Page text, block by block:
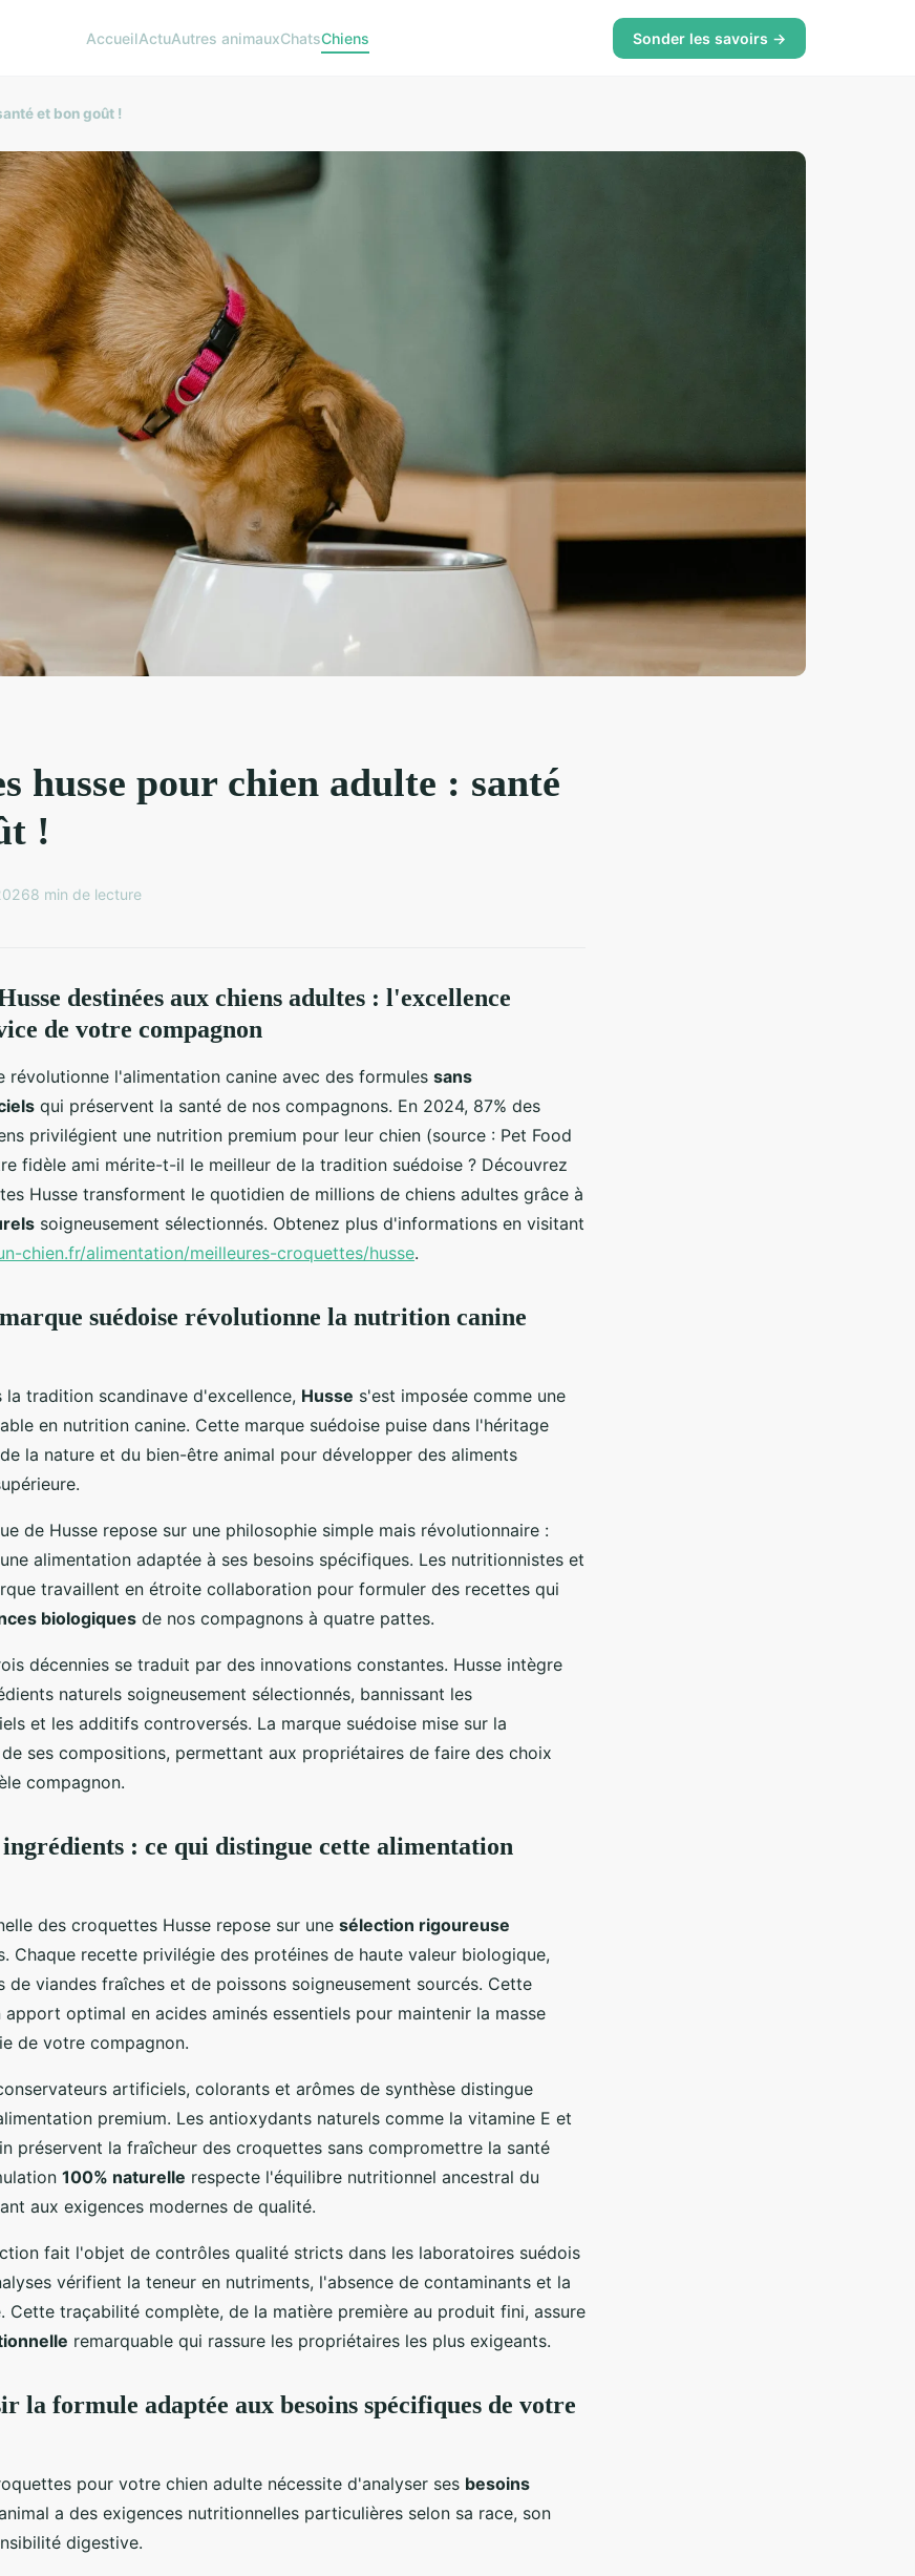
AccueilActuAutres animauxChatsChiens Sonder les savoirs →
et bon goût !
husse pour chien adulte : santé
!
8 min de lecture
destinées aux chiens adultes : l'excellence
de votre compagnon
révolutionne l'alimentation canine avec des formules sans
qui préservent la santé de nos compagnons. En 2024, 87% des
privilégient une nutrition premium pour leur chien (source : Pet Food
fidèle ami mérite-t-il le meilleur de la tradition suédoise ? Découvrez
Husse transforment le quotidien de millions de chiens adultes grâce à
soigneusement sélectionnés. Obtenez plus d'informations en visitant
chien.fr/alimentation/meilleures-croquettes/husse.
suédoise révolutionne la nutrition canine
la tradition scandinave d'excellence, Husse s'est imposée comme une
en nutrition canine. Cette marque suédoise puise dans l'héritage
la nature et du bien-être animal pour développer des aliments
de Husse repose sur une philosophie simple mais révolutionnaire :
alimentation adaptée à ses besoins spécifiques. Les nutritionnistes et
travaillent en étroite collaboration pour formuler des recettes qui
biologiques de nos compagnons à quatre pattes.
décennies se traduit par des innovations constantes. Husse intègre
naturels soigneusement sélectionnés, bannissant les
et les additifs controversés. La marque suédoise mise sur la
de ses compositions, permettant aux propriétaires de faire des choix
compagnon.
: ce qui distingue cette alimentation
des croquettes Husse repose sur une sélection rigoureuse
Chaque recette privilégie des protéines de haute valeur biologique,
de viandes fraîches et de poissons soigneusement sourcés. Cette
optimal en acides aminés essentiels pour maintenir la masse
de votre compagnon.
artificiels, colorants et arômes de synthèse distingue
premium. Les antioxydants naturels comme la vitamine E et
préservent la fraîcheur des croquettes sans compromettre la santé
100% naturelle respecte l'équilibre nutritionnel ancestral du
aux exigences modernes de qualité.
fait l'objet de contrôles qualité stricts dans les laboratoires suédois
vérifient la teneur en nutriments, l'absence de contaminants et la
Cette traçabilité complète, de la matière première au produit fini, assure
remarquable qui rassure les propriétaires les plus exigeants.
la formule adaptée aux besoins spécifiques de votre
pour votre chien adulte nécessite d'analyser ses besoins
a des exigences nutritionnelles particulières selon sa race, son
digestive.